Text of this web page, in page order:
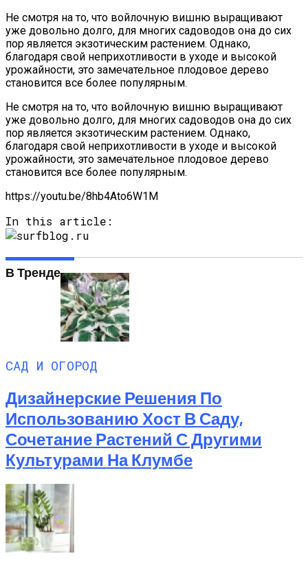
Не смотря на то, что войлочную вишню выращивают
уже довольно долго, для многих садоводов она до сих
пор является экзотическим растением. Однако,
благодаря свой неприхотливости в уходе и высокой
урожайности, это замечательное плодовое дерево
становится все более популярным.
Не смотря на то, что войлочную вишню выращивают
уже довольно долго, для многих садоводов она до сих
пор является экзотическим растением. Однако,
благодаря свой неприхотливости в уходе и высокой
урожайности, это замечательное плодовое дерево
становится все более популярным.
https://youtu.be/8hb4Ato6W1M
In this article:
В Тренде
САД И ОГОРОД
Дизайнерские Решения По
Использованию Хост В Саду,
Сочетание Растений С Другими
Культурами На Клумбе